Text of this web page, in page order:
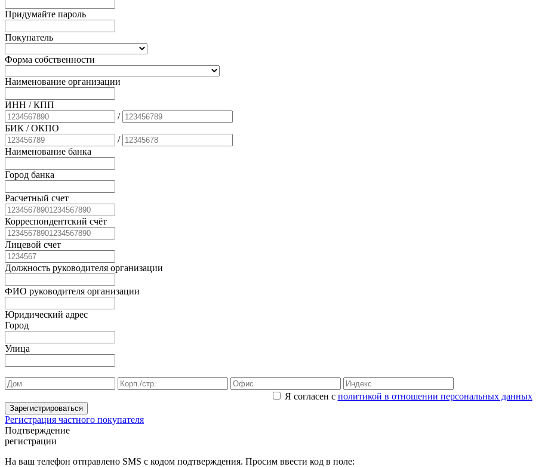
Придумайте пароль
Покупатель
Форма собственности
Наименование организации
ИНН / КПП
/
БИК / ОКПО
/
Наименование банка
Город банка
Расчетный счет
Корреспондентский счёт
Лицевой счет
Должность руководителя организации
ФИО руководителя организации
Юридический адрес
Город
Улица
Я согласен с политикой в отношении персональных данных
Зарегистрироваться
Регистрация частного покупателя
Подтверждение
регистрации
На ваш телефон отправлено SMS с кодом подтверждения. Просим ввести код в поле: